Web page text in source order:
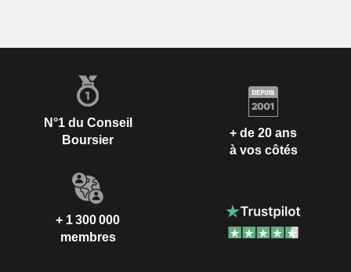
N°1 du Conseil
Boursier
+ de 20 ans
à vos côtés
+ 1 300 000
membres